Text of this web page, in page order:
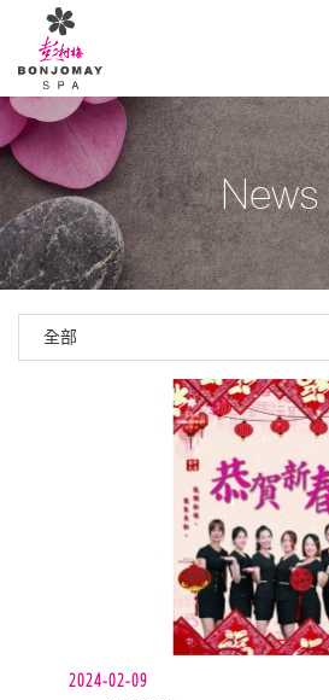
News
全部
2024-02-09